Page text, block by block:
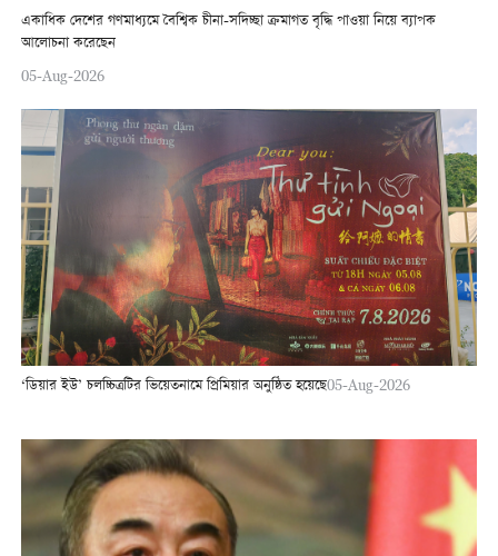
একাধিক দেশের গণমাধ্যমে বৈশ্বিক চীনা-সদিচ্ছা ক্রমাগত বৃদ্ধি পাওয়া নিয়ে ব্যাপক
আলোচনা করেছেন
05-Aug-2026
‘ডিয়ার ইউ’ চলচ্চিত্রটির ভিয়েতনামে প্রিমিয়ার অনুষ্ঠিত হয়েছে05-Aug-2026